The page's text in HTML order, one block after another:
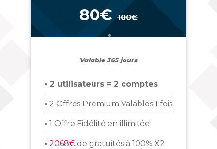
80€ 100€
Valable 365 jours
▪ 2 utilisateurs = 2 comptes
▪ 2 Offres Premium Valables 1 fois
▪ 1 Offre Fidélité en illimitée
▪ 2068€ de gratuités à 100% X2